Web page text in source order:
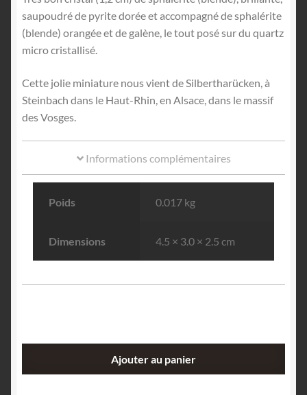
saupoudré de pyrite dorée et accompagné de sphalérite
(blende) orangée et de galène, le tout posé sur du quartz
micro cristallisé.
Cette jolie miniature nous vient de Silbertharücken, à
Steinbach dans le Haut-Rhin, en Alsace, dans le massif
des Vosges.
Informations complémentaires
Poids 0.017 kg
Dimensions 4.5 × 3.0 × 2.5 cm
Ajouter au panier